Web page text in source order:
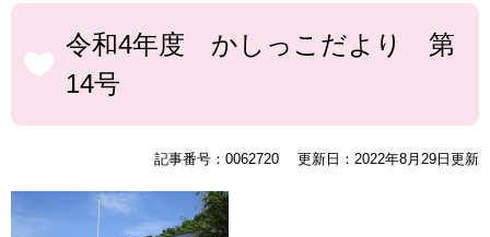
。
て本
令和4年度 かしっこだより 第
14号
記事番号：0062720 更新日：2022年8月29日更新